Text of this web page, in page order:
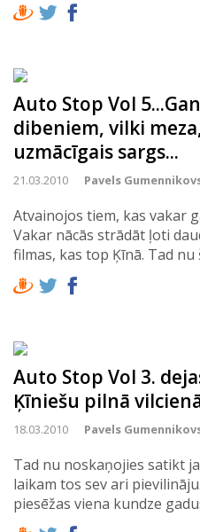
Auto Stop Vol
dibeniem, vilki
uzmācīgais sargs...
21.03.2010 Pavels
Atvainojos tiem, kas vakar
Vakar nācās strādāt ļoti
filmas, kas top Ķīnā. Tad
Auto Stop Vol 3.
Ķīniešu pilnā
18.03.2010 Pavels
Tad nu noskaņojies satikt
laikam tos sev ari
piesēžas viena kundze